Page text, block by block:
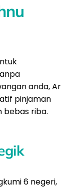
anda, Ar
pinjaman
bebas riba.
6 negeri,